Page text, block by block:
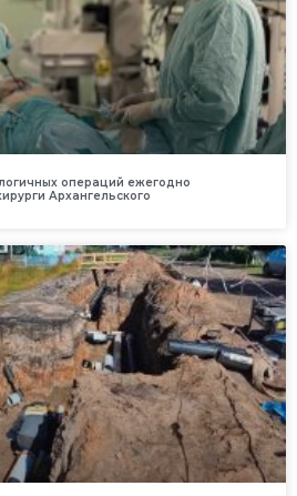
операций ежегодно
Архангельского